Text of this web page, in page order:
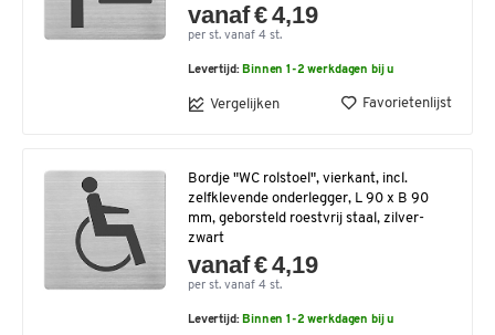
vanaf € 4,19
per st. vanaf 4 st.
Levertijd:Binnen 1-2 werkdagen bij u
Vergelijken Favorietenlijst
Bordje "WC rolstoel", vierkant, incl.
zelfklevende onderlegger, L 90 x B 90
mm, geborsteld roestvrij staal, zilver-
zwart
vanaf € 4,19
per st. vanaf 4 st.
Levertijd:Binnen 1-2 werkdagen bij u